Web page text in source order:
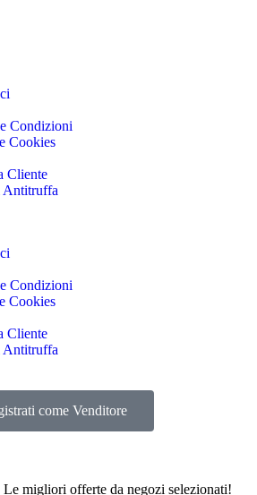
Condizioni
Cookies
Cliente
Antitruffa
Condizioni
Cookies
Cliente
Antitruffa
come Venditore
Le migliori offerte da negozi selezionati!